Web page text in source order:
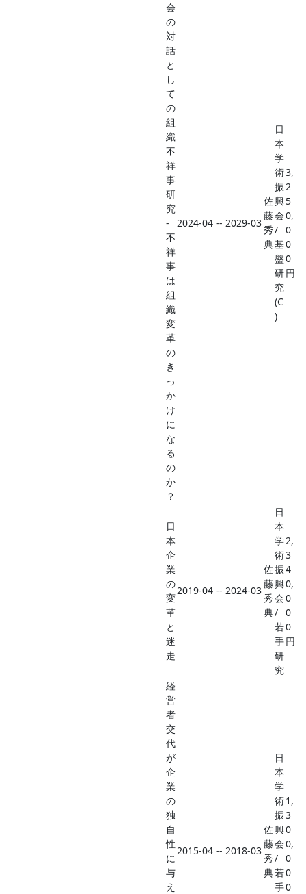
会
の
対
話
と
し
て
の
組
織
不
祥
事
研
究
-
不
祥
事
は
組
織
変
革
の
き
っ
か
け
に
な
る
の
か
？
2024-04 -- 2029-03
佐
藤
秀
典
日
本
学
術
振
興
会
/
基
盤
研
究
(C
)
3,
2
5
0,
0
0
0
円
日
本
企
業
の
変
革
と
迷
走
2019-04 -- 2024-03
佐
藤
秀
典
日
本
学
術
振
興
会
/
若
手
研
究
2,
3
4
0,
0
0
0
円
経
営
者
交
代
が
企
業
の
独
自
性
に
与
え
2015-04 -- 2018-03
佐
藤
秀
典
日
本
学
術
振
興
会
/
若
手
1,
3
0
0,
0
0
0